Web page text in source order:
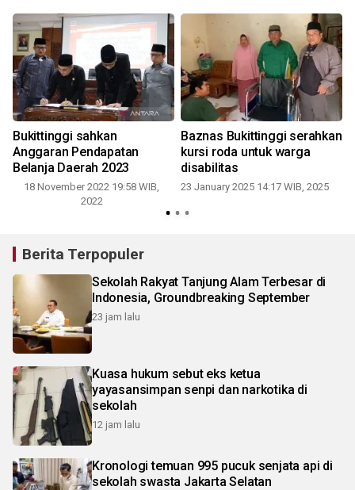
Bukittinggi sahkan
Anggaran Pendapatan
Belanja Daerah 2023
18 November 2022 19:58 WIB,
2022
Baznas Bukittinggi serahkan
kursi roda untuk warga
disabilitas
23 January 2025 14:17 WIB, 2025
Berita Terpopuler
Sekolah Rakyat Tanjung Alam Terbesar di
Indonesia, Groundbreaking September
23 jam lalu
Kuasa hukum sebut eks ketua
yayasansimpan senpi dan narkotika di
sekolah
12 jam lalu
Kronologi temuan 995 pucuk senjata api di
sekolah swasta Jakarta Selatan